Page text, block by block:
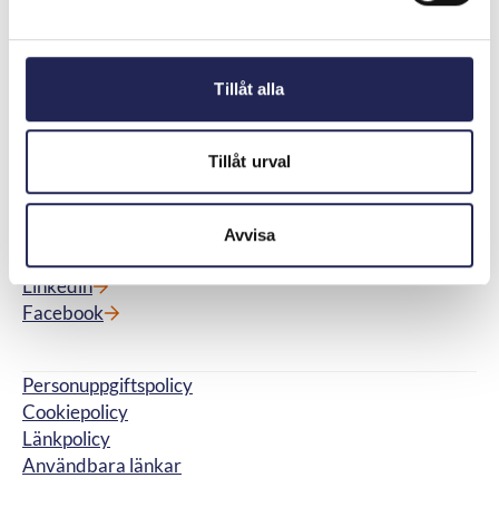
Tillåt alla
Tillåt urval
Avvisa
Lediga jobb
Konsumentpanelen
Ordlista
Domar och beslut
Wallingatan 44A
Orgnr: 556699-9339
Linkedin
Facebook
Personuppgiftspolicy
Cookiepolicy
Länkpolicy
Användbara länkar